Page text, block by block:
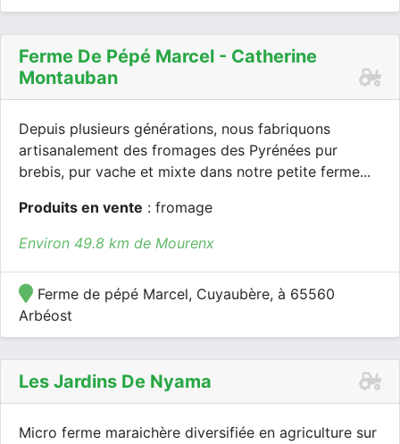
Ferme De Pépé Marcel - Catherine
Montauban
Depuis plusieurs générations, nous fabriquons
artisanalement des fromages des Pyrénées pur
brebis, pur vache et mixte dans notre petite ferme...
Produits en vente : fromage
Environ 49.8 km de Mourenx
Ferme de pépé Marcel, Cuyaubère, à 65560
Arbéost
Les Jardins De Nyama
Micro ferme maraichère diversifiée en agriculture sur